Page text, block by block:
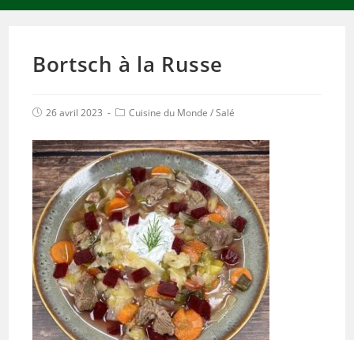
Bortsch à la Russe
26 avril 2023 Cuisine du Monde /Salé